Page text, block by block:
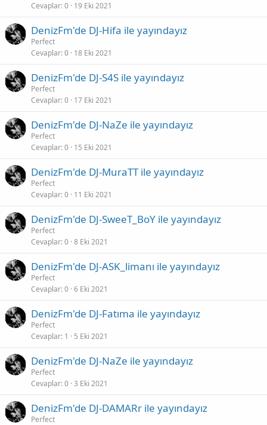
Cevaplar 0 19 Eki 2021
DenizFm'de DJ-Hifa ile yayındayız
Perfect
Cevaplar 0 18 Eki 2021
DenizFm'de DJ-S4S ile yayındayız
Perfect
Cevaplar 0 17 Eki 2021
DenizFm'de DJ-NaZe ile yayındayız
Perfect
Cevaplar 0 15 Eki 2021
DenizFm'de DJ-MuraTT ile yayındayız
Perfect
Cevaplar 0 11 Eki 2021
DenizFm'de DJ-SweeT_BoY ile yayındayız
Perfect
Cevaplar 0 8 Eki 2021
DenizFm'de DJ-ASK_limanı ile yayındayız
Perfect
Cevaplar 0 6 Eki 2021
DenizFm'de DJ-Fatıma ile yayındayız
Perfect
Cevaplar 1 5 Eki 2021
DenizFm'de DJ-NaZe ile yayındayız
Perfect
Cevaplar 0 3 Eki 2021
DenizFm'de DJ-DAMARr ile yayındayız
Perfect